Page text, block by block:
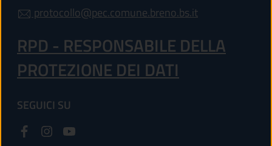
protocollo@pec.comune.breno.bs.it
RPD - RESPONSABILE DELLA
PROTEZIONE DEI DATI
SEGUICI SU